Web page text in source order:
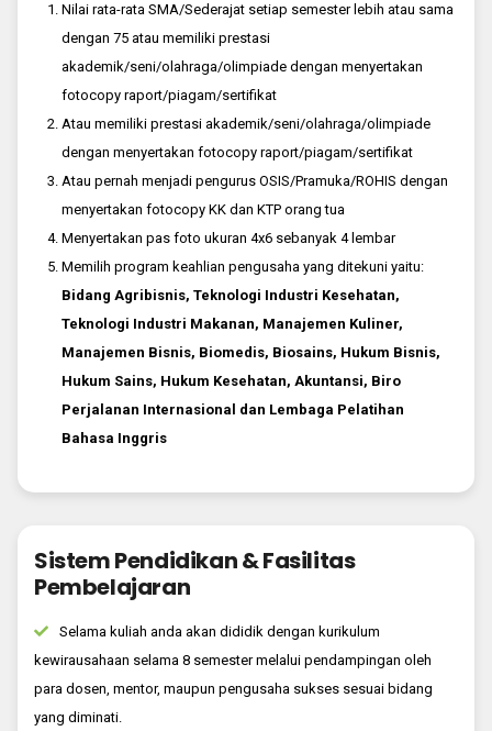
Nilai rata-rata SMA/Sederajat setiap semester lebih atau sama
dengan 75 atau memiliki prestasi
akademik/seni/olahraga/olimpiade dengan menyertakan
fotocopy raport/piagam/sertifikat
Atau memiliki prestasi akademik/seni/olahraga/olimpiade
dengan menyertakan fotocopy raport/piagam/sertifikat
Atau pernah menjadi pengurus OSIS/Pramuka/ROHIS dengan
menyertakan fotocopy KK dan KTP orang tua
Menyertakan pas foto ukuran 4x6 sebanyak 4 lembar
Memilih program keahlian pengusaha yang ditekuni yaitu:
Bidang Agribisnis, Teknologi Industri Kesehatan,
Teknologi Industri Makanan, Manajemen Kuliner,
Manajemen Bisnis, Biomedis, Biosains, Hukum Bisnis,
Hukum Sains, Hukum Kesehatan, Akuntansi, Biro
Perjalanan Internasional dan Lembaga Pelatihan
Bahasa Inggris
Sistem Pendidikan & Fasilitas
Pembelajaran
Selama kuliah anda akan dididik dengan kurikulum
kewirausahaan selama 8 semester melalui pendampingan oleh
para dosen, mentor, maupun pengusaha sukses sesuai bidang
yang diminati.